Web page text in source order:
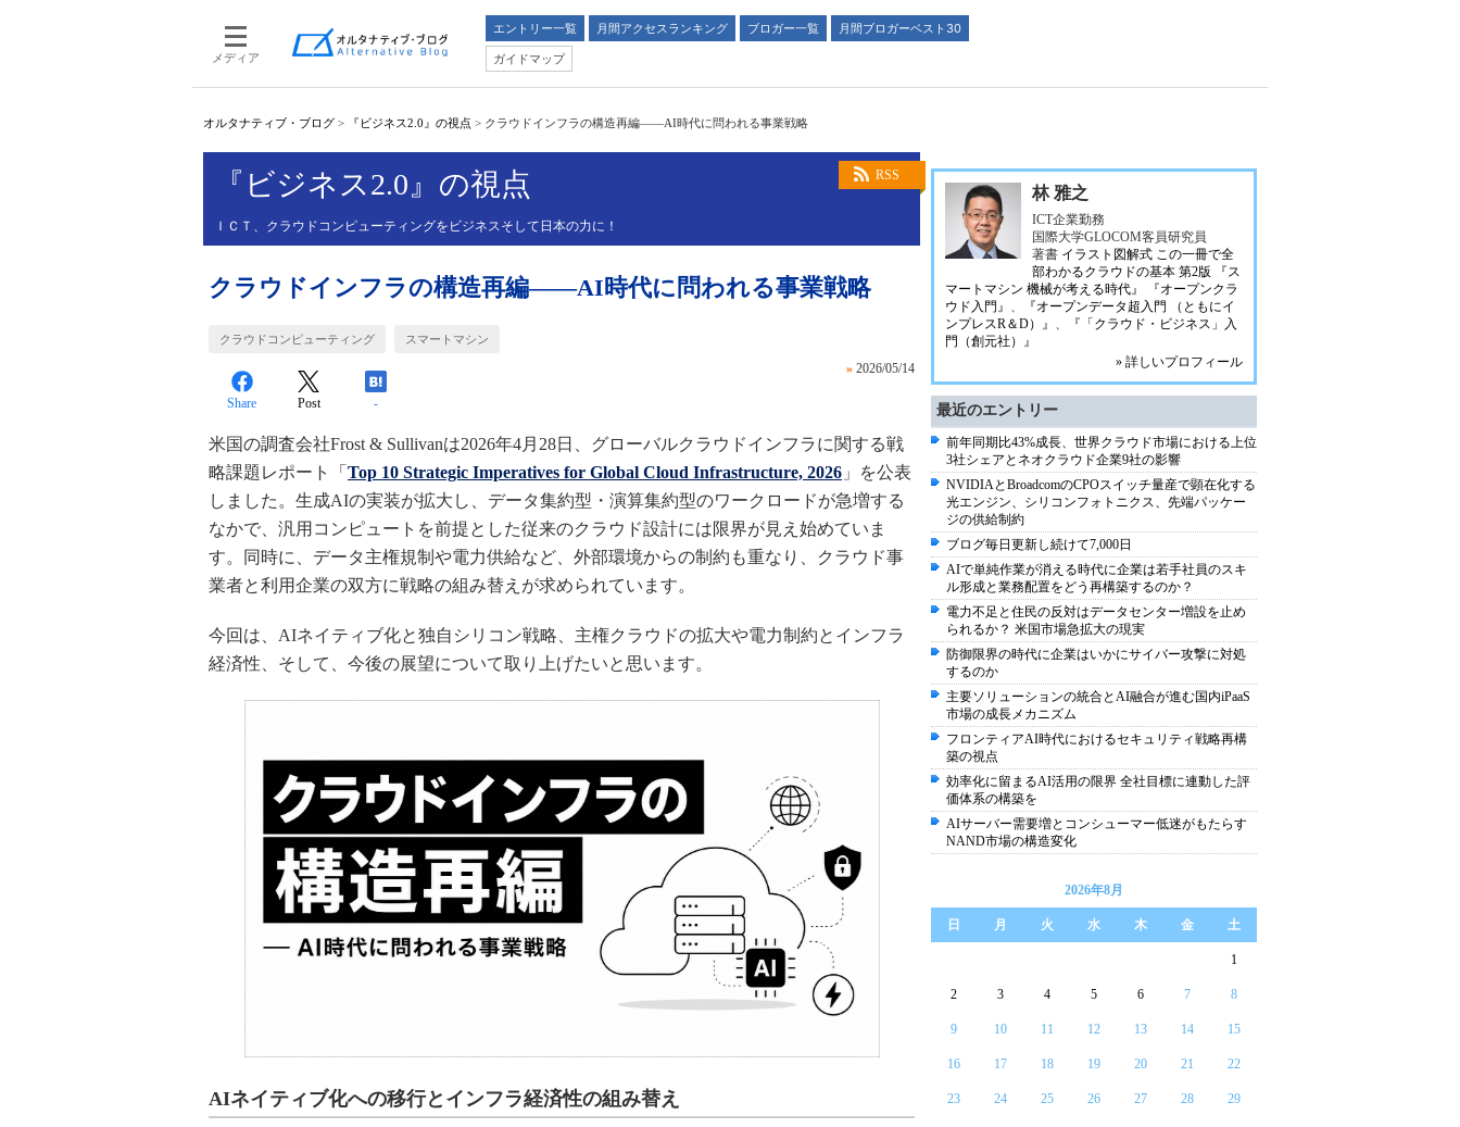
メディア
エントリー一覧 月間アクセスランキング ブロガー一覧
月間ブロガーベスト30
ガイドマップ
オルタナティブ・ブログ > 『ビジネス2.0』の視点 > クラウドインフラの構造再編――AI時代に問われる事業戦略
RSS
『ビジネス2.0』の視点
ＩＣＴ、クラウドコンピューティングをビジネスそして日本の力に！
クラウドインフラの構造再編――AI時代に問われる事業戦略
クラウドコンピューティング スマートマシン
» 2026/05/14
Share Post -
米国の調査会社Frost & Sullivanは2026年4月28日、グローバルクラウドインフラに関する戦
略課題レポート「 Top 10 Strategic Imperatives for Global Cloud Infrastructure, 2026 」を公表
しました。生成AIの実装が拡大し、データ集約型・演算集約型のワークロードが急増する
なかで、汎用コンピュートを前提とした従来のクラウド設計には限界が見え始めていま
す。同時に、データ主権規制や電力供給など、外部環境からの制約も重なり、クラウド事
業者と利用企業の双方に戦略の組み替えが求められています。
今回は、AIネイティブ化と独自シリコン戦略、主権クラウドの拡大や電力制約とインフラ
経済性、そして、今後の展望について取り上げたいと思います。
AIネイティブ化への移行とインフラ経済性の組み替え
林 雅之
ICT企業勤務
国際大学GLOCOM客員研究員
著書 イラスト図解式 この一冊で全
部わかるクラウドの基本 第2版
『ス
マートマシン 機械が考える時代』
『オープンクラ
ウド入門』 、
『オープンデータ超入門 （ともにイ
ンプレスR＆D）』 、
『「クラウド・ビジネス」入
門（創元社）』
» 詳しいプロフィール
最近のエントリー
前年同期比43%成長、世界クラウド市場における上位
3社シェアとネオクラウド企業9社の影響
NVIDIAとBroadcomのCPOスイッチ量産で顕在化する
光エンジン、シリコンフォトニクス、先端パッケー
ジの供給制約
ブログ毎日更新し続けて7,000日
AIで単純作業が消える時代に企業は若手社員のスキ
ル形成と業務配置をどう再構築するのか？
電力不足と住民の反対はデータセンター増設を止め
られるか？ 米国市場急拡大の現実
防御限界の時代に企業はいかにサイバー攻撃に対処
するのか
主要ソリューションの統合とAI融合が進む国内iPaaS
市場の成長メカニズム
フロンティアAI時代におけるセキュリティ戦略再構
築の視点
効率化に留まるAI活用の限界 全社目標に連動した評
価体系の構築を
AIサーバー需要増とコンシューマー低迷がもたらす
NAND市場の構造変化
2026年8月
日 月 火 水 木 金 土
1
2 3 4 5 6 7 8
9 10 11 12 13 14 15
16 17 18 19 20 21 22
23 24 25 26 27 28 29